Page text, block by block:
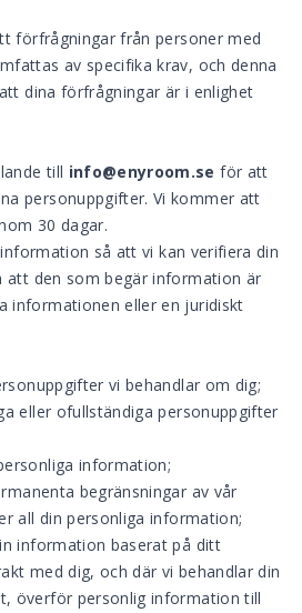
förfrågningar från personer med
av specifika krav, och denna
dina förfrågningar är i enlighet
till info@enyroom.se för att
personuppgifter. Vi kommer att
30 dagar.
så att vi kan verifiera din
att den som begär information är
informationen eller en juridiskt
vi behandlar om dig;
eller ofullständiga personuppgifter
information;
begränsningar av vår
all din personliga information;
information baserat på ditt
med dig, och där vi behandlar din
överför personlig information till